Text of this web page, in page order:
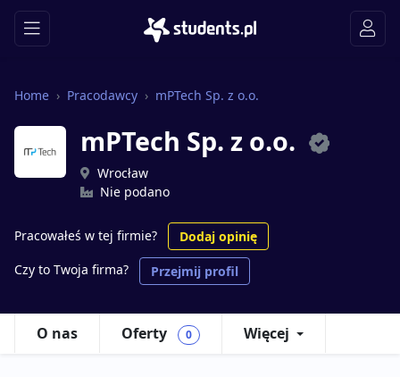
Home Pracodawcy mPTech Sp. z o.o.
mPTech Sp. z o.o.
Wrocław
Nie podano
Pracowałeś w tej firmie?
Dodaj opinię
Czy to Twoja firma?
Przejmij profil
O nas Oferty 0 Więcej